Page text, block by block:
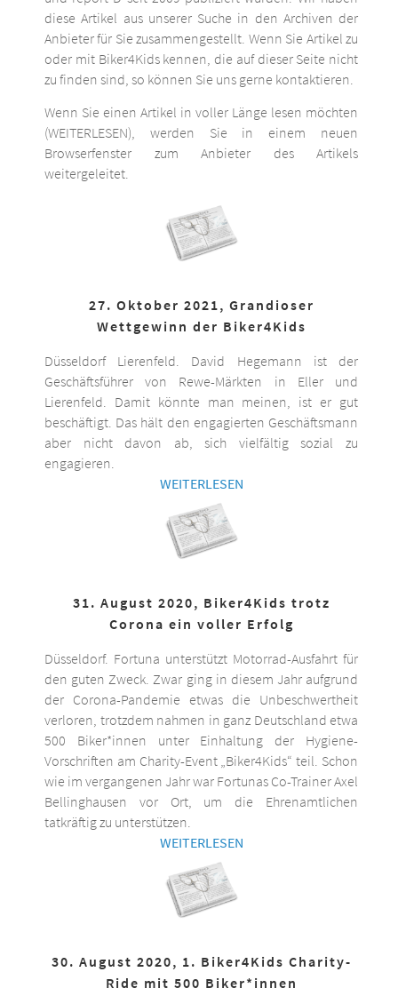
diese Artikel aus unserer Suche in den Archiven der
Anbieter für Sie zusammengestellt. Wenn Sie Artikel zu
oder mit Biker4Kids kennen, die auf dieser Seite nicht
zu finden sind, so können Sie uns gerne kontaktieren.
Wenn Sie einen Artikel in voller Länge lesen möchten
(WEITERLESEN), werden Sie in einem neuen
Browserfenster zum Anbieter des Artikels
weitergeleitet.
27. Oktober 2021, Grandioser
Wettgewinn der Biker4Kids
Düsseldorf Lierenfeld. David Hegemann ist der
Geschäftsführer von Rewe-Märkten in Eller und
Lierenfeld. Damit könnte man meinen, ist er gut
beschäftigt. Das hält den engagierten Geschäftsmann
aber nicht davon ab, sich vielfältig sozial zu
engagieren.
WEITERLESEN
31. August 2020, Biker4Kids trotz
Corona ein voller Erfolg
Düsseldorf. Fortuna unterstützt Motorrad-Ausfahrt für
den guten Zweck. Zwar ging in diesem Jahr aufgrund
der Corona-Pandemie etwas die Unbeschwertheit
verloren, trotzdem nahmen in ganz Deutschland etwa
500 Biker*innen unter Einhaltung der Hygiene-
Vorschriften am Charity-Event „Biker4Kids“ teil. Schon
wie im vergangenen Jahr war Fortunas Co-Trainer Axel
Bellinghausen vor Ort, um die Ehrenamtlichen
tatkräftig zu unterstützen.
WEITERLESEN
30. August 2020, 1. Biker4Kids Charity-
Ride mit 500 Biker*innen